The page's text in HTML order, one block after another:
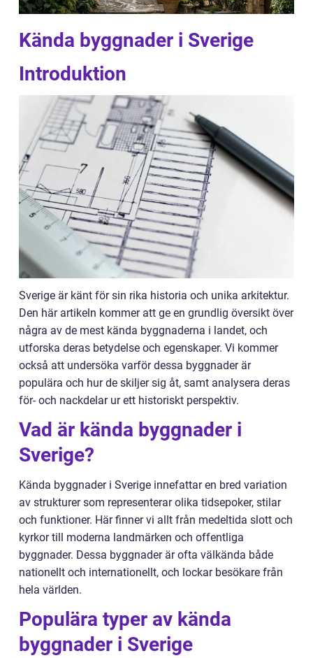
Kända byggnader i Sverige
Introduktion
Sverige är känt för sin rika historia och unika arkitektur.
Den här artikeln kommer att ge en grundlig översikt över
några av de mest kända byggnaderna i landet, och
utforska deras betydelse och egenskaper. Vi kommer
också att undersöka varför dessa byggnader är
populära och hur de skiljer sig åt, samt analysera deras
för- och nackdelar ur ett historiskt perspektiv.
Vad är kända byggnader i
Sverige?
Kända byggnader i Sverige innefattar en bred variation
av strukturer som representerar olika tidsepoker, stilar
och funktioner. Här finner vi allt från medeltida slott och
kyrkor till moderna landmärken och offentliga
byggnader. Dessa byggnader är ofta välkända både
nationellt och internationellt, och lockar besökare från
hela världen.
Populära typer av kända
byggnader i Sverige